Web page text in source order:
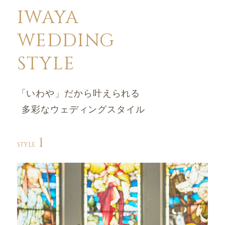
IWAYA
WEDDING
STYLE
「いわや」だから叶えられる
多彩なウェディングスタイル
STYLE 1